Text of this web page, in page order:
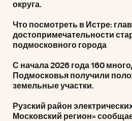
округа.
Что посмотреть в Истре:
достопримечательности
подмосковного города
С начала 2026 года 160
Подмосковья получили
земельные участки.
Рузский район
Московский регион»